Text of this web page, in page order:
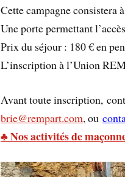
Cette campagne consistera
Une porte permettant
Prix du séjour : 180 € en
L’inscription à l’Union
Avant toute inscription,
brie@rempart.com, ou
♣ Nos activités de